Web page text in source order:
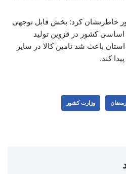
خاطرنشان کرد: بخش قابل توجهی
کشور در قزوین تولید
باعث شد تامین کالا در سایر
کند.
وزارت کشور